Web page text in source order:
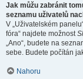
Jak můžu zabránit
seznamu uživatelů
V „Uživatelském
fóra“ najdete možnost
„Ano“, budete na
sebe. Budete počítán
Nahoru